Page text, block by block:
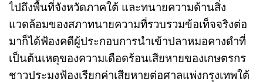
ไปถึงพื้นที่จังหวัดภาคใต้ และทนายความด้านสิ่ง
แวดล้อมของสภาทนายความที่รวบรวมข้อเท็จจริงต่อ
มาก็ได้ฟ้องคดีผู้ประกอบการนำเข้าปลาหมอคางดำที่
เป็นต้นเหตุของความเดือดร้อนเสียหายของเกษตรกร
ชาวประมงฟ้องเรียกค่าเสียหายต่อศาลแพ่งกรุงเทพใต้